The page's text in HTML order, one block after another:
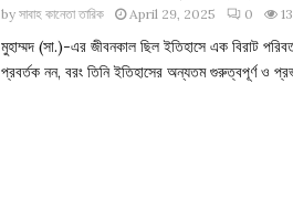
byসাবাহ কানেতা তারিক April 29, 2025 0
মুহাম্মদ (সা.)-এর জীবনকাল ছিল ইতিহাসে এক বিরাট
প্রবর্তক নন, বরং তিনি ইতিহাসের অন্যতম গুরুত্বপূর্ণ ও